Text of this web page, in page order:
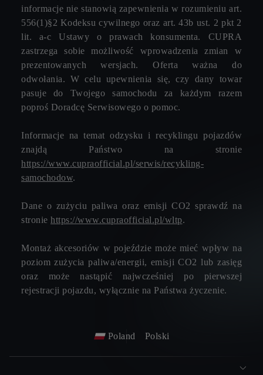
informacje nie stanowią zapewnienia w rozumieniu art.
556(1)§2 Kodeksu cywilnego oraz art. 43b ust. 2 pkt 2
lit. a-c Ustawy o prawach konsumenta. CUPRA
zastrzega sobie możliwość wprowadzenia zmian w
prezentowanych wersjach. Oferta ważna do
odwołania. W celu upewnienia się, czy dany towar
pasuje do Twojego samochodu za każdym razem
poproś Doradcę Serwisowego o pomoc.
Informacje na temat odzysku i recyklingu pojazdów
znajdą Państwo na stronie
https://www.cupraofficial.pl/serwis/recykling-
samochodow.
Dane o zużyciu paliwa oraz emisji CO2 sprawdź na
stronie https://www.cupraofficial.pl/wltp.
Montaż akcesoriów w pojeździe może mieć wpływ na
poziom zużycia paliwa/energii, emisji CO2 lub zasięg
oraz może nastąpić najwcześniej po pierwszej
rejestracji pojazdu, wyłącznie na Państwa życzenie.
Poland Polski